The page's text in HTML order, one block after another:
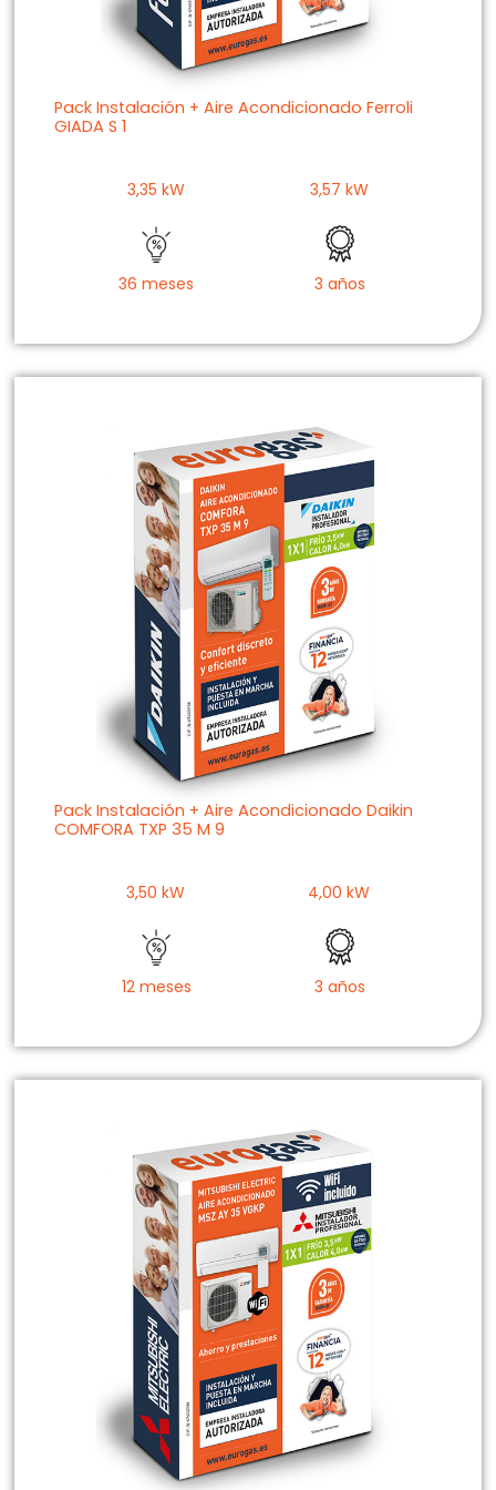
Pack Instalación + Aire Acondicionado Ferroli
GIADA S 1
3,35 kW 3,57 kW
36 meses 3 años
Pack Instalación + Aire Acondicionado Daikin
COMFORA TXP 35 M 9
3,50 kW 4,00 kW
12 meses 3 años